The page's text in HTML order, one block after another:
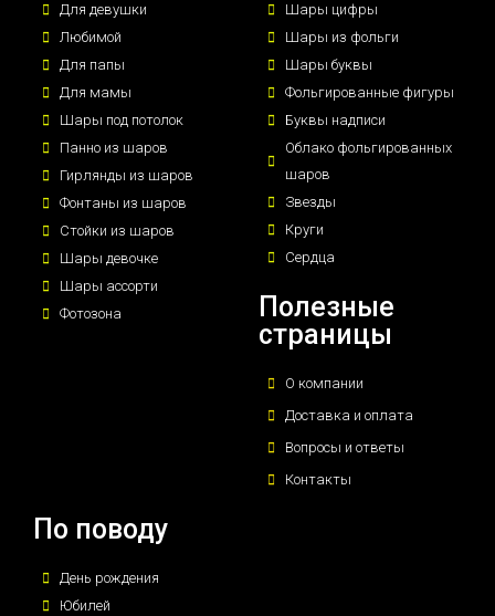
Для девушки
Любимой
Для папы
Для мамы
Шары под потолок
Панно из шаров
Гирлянды из шаров
Фонтаны из шаров
Стойки из шаров
Шары девочке
Шары ассорти
Фотозона
Шары цифры
Шары из фольги
Шары буквы
Фольгированные фигуры
Буквы надписи
Облако фольгированных
шаров
Звезды
Круги
Сердца
Полезные
страницы
О компании
Доставка и оплата
Вопросы и ответы
Контакты
По поводу
День рождения
Юбилей